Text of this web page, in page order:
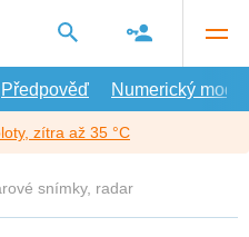
Předpověď Numerický model
zítra až 35 °C
snímky, radar